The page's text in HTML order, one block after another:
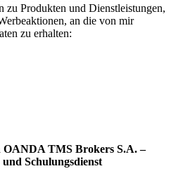
zu Produkten und Dienstleistungen,
an die von mir
zu erhalten:
OANDA TMS Brokers S.A. –
Schulungsdienst